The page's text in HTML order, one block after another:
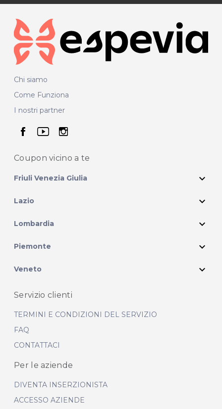
Chi siamo
Come Funziona
I nostri partner
seguici su facebook
seguici su youtube
seguici su instagram
Coupon vicino a te
Friuli Venezia Giulia expand_more
Lazio expand_more
Lombardia expand_more
Piemonte expand_more
Veneto expand_more
Servizio clienti
TERMINI E CONDIZIONI DEL SERVIZIO
FAQ
CONTATTACI
Per le aziende
DIVENTA INSERZIONISTA
ACCESSO AZIENDE